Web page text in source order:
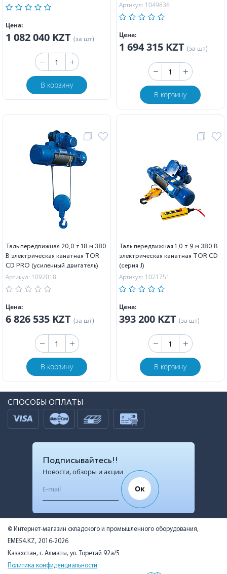
Цена:
1 082 040 KZT (за шт)
В корзину
Артикул: 1049836
Цена:
1 694 315 KZT (за шт)
В корзину
Таль передвижная 20,0 т 18 м 380
В электрическая канатная TOR
CD PRO (усиленный двигатель)
Артикул: 1092018
Цена:
6 826 535 KZT (за шт)
В корзину
Таль передвижная 1,0 т 9 м 380 В
электрическая канатная TOR CD
(серия J)
Артикул: 1021751
Цена:
393 200 KZT (за шт)
В корзину
СПОСОБЫ ОПЛАТЫ
Подписывайтесь!!
Новости, обзоры и акции
Ок
© Интернет-магазин складского и промышленного оборудования,
EME54.KZ, 2016-2026
Казахстан, г. Алматы, ул. Торетай 92а/5
Политика конфиденциальности